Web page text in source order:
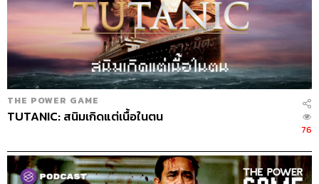
THE POWER GAME
TUTANIC: สนิมเกิดแต่เนื้อในตน
76